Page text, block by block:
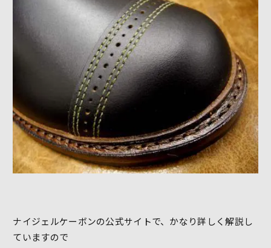
ナイジェルケーボンの公式サイトで、かなり詳しく解説し
ていますので